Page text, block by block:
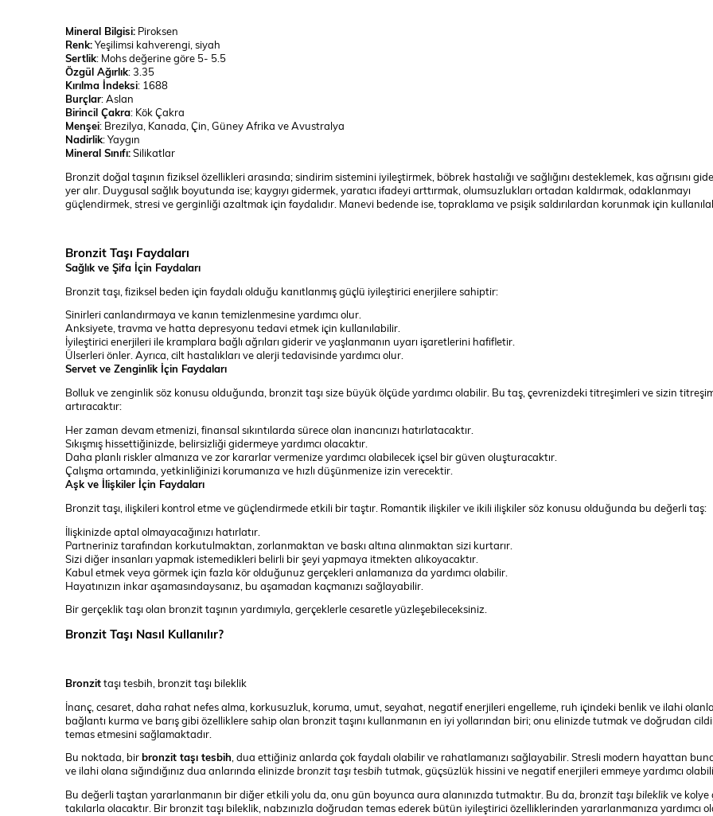
Mineral Bilgisi: Piroksen
Renk:Yeşilimsi kahverengi, siyah
Sertlik: Mohs değerine göre 5- 5.5
Özgül Ağırlık: 3.35
Kırılma İndeksi: 1688
Burçlar: Aslan
Birincil Çakra: Kök Çakra
Menşei: Brezilya, Kanada, Çin, Güney Afrika ve Avustralya
Nadirlik: Yaygın
Mineral Sınıfı:Silikatlar
Bronzit doğal taşının fiziksel özellikleri arasında; sindirim sistemini iyileştirmek, böbrek hastalığı ve sağlığını desteklemek, kas ağrısını
yer alır. Duygusal sağlık boyutunda ise; kaygıyı gidermek, yaratıcı ifadeyi arttırmak, olumsuzlukları ortadan kaldırmak, odaklanmayı
güçlendirmek, stresi ve gerginliği azaltmak için faydalıdır. Manevi bedende ise, topraklama ve psişik saldırılardan korunmak için
Bronzit Taşı Faydaları
Sağlık ve Şifa İçin Faydaları
Bronzit taşı, fiziksel beden için faydalı olduğu kanıtlanmış güçlü iyileştirici enerjilere sahiptir:
Sinirleri canlandırmaya ve kanın temizlenmesine yardımcı olur.
Anksiyete, travma ve hatta depresyonu tedavi etmek için kullanılabilir.
İyileştirici enerjileri ile kramplara bağlı ağrıları giderir ve yaşlanmanın uyarı işaretlerini hafifletir.
Ülserleri önler. Ayrıca, cilt hastalıkları ve alerji tedavisinde yardımcı olur.
Servet ve Zenginlik İçin Faydaları
Bolluk ve zenginlik söz konusu olduğunda, bronzit taşı size büyük ölçüde yardımcı olabilir. Bu taş, çevrenizdeki titreşimleri ve sizin
artıracaktır:
Her zaman devam etmenizi, finansal sıkıntılarda sürece olan inancınızı hatırlatacaktır.
Sıkışmış hissettiğinizde, belirsizliği gidermeye yardımcı olacaktır.
Daha planlı riskler almanıza ve zor kararlar vermenize yardımcı olabilecek içsel bir güven oluşturacaktır.
Çalışma ortamında, yetkinliğinizi korumanıza ve hızlı düşünmenize izin verecektir.
Aşk ve İlişkiler İçin Faydaları
Bronzit taşı, ilişkileri kontrol etme ve güçlendirmede etkili bir taştır. Romantik ilişkiler ve ikili ilişkiler söz konusu olduğunda bu değerli taş:
İlişkinizde aptal olmayacağınızı hatırlatır.
Partneriniz tarafından korkutulmaktan, zorlanmaktan ve baskı altına alınmaktan sizi kurtarır.
Sizi diğer insanları yapmak istemedikleri belirli bir şeyi yapmaya itmekten alıkoyacaktır.
Kabul etmek veya görmek için fazla kör olduğunuz gerçekleri anlamanıza da yardımcı olabilir.
Hayatınızın inkar aşamasındaysanız, bu aşamadan kaçmanızı sağlayabilir.
Bir gerçeklik taşı olan bronzit taşının yardımıyla, gerçeklerle cesaretle yüzleşebileceksiniz.
Bronzit Taşı Nasıl Kullanılır?
Bronzittaşı tesbih, bronzit taşı bileklik
İnanç, cesaret, daha rahat nefes alma, korkusuzluk, koruma, umut, seyahat, negatif enerjileri engelleme, ruh içindeki benlik ve ilahi olanla
bağlantı kurma ve barış gibi özelliklere sahip olan bronzit taşını kullanmanın en iyi yollarından biri; onu elinizde tutmak ve doğrudan
temas etmesini sağlamaktadır.
Bu noktada, birbronzit taşı tesbih , dua ettiğiniz anlarda çok faydalı olabilir ve rahatlamanızı sağlayabilir. Stresli modern hayattan
ve ilahi olana sığındığınız dua anlarında elinizdebronzit taşı tesbih tutmak, güçsüzlük hissini ve negatif enerjileri emmeye yardımcı
Bu değerli taştan yararlanmanın bir diğer etkili yolu da, onu gün boyunca aura alanınızda tutmaktır. Bu da, bronzit taşı bileklikve kolye
takılarla olacaktır. Bir bronzit taşı bileklik, nabzınızla doğrudan temas ederek bütün iyileştirici özelliklerinden yararlanmanıza yardımcı